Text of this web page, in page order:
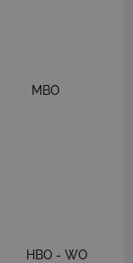
MBO
HBO - WO